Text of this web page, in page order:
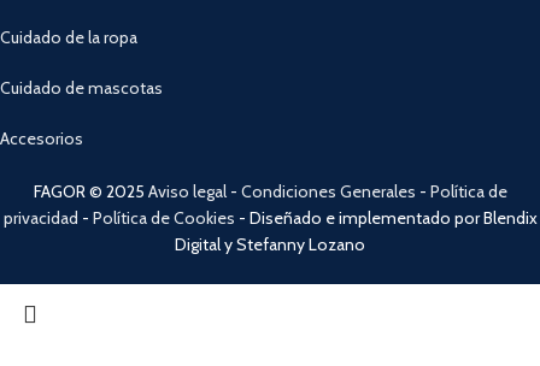
Cuidado de la ropa
Cuidado de mascotas
Accesorios
FAGOR © 2025 Aviso legal- Condiciones Generales - Política de
privacidad - Política de Cookies - Diseñado e implementado por Blendix
Digital y Stefanny Lozano